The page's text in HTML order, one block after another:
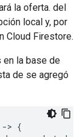
la oferta. del
local y, por
Cloud Firestore.
en la base de
de se agregó
-> {